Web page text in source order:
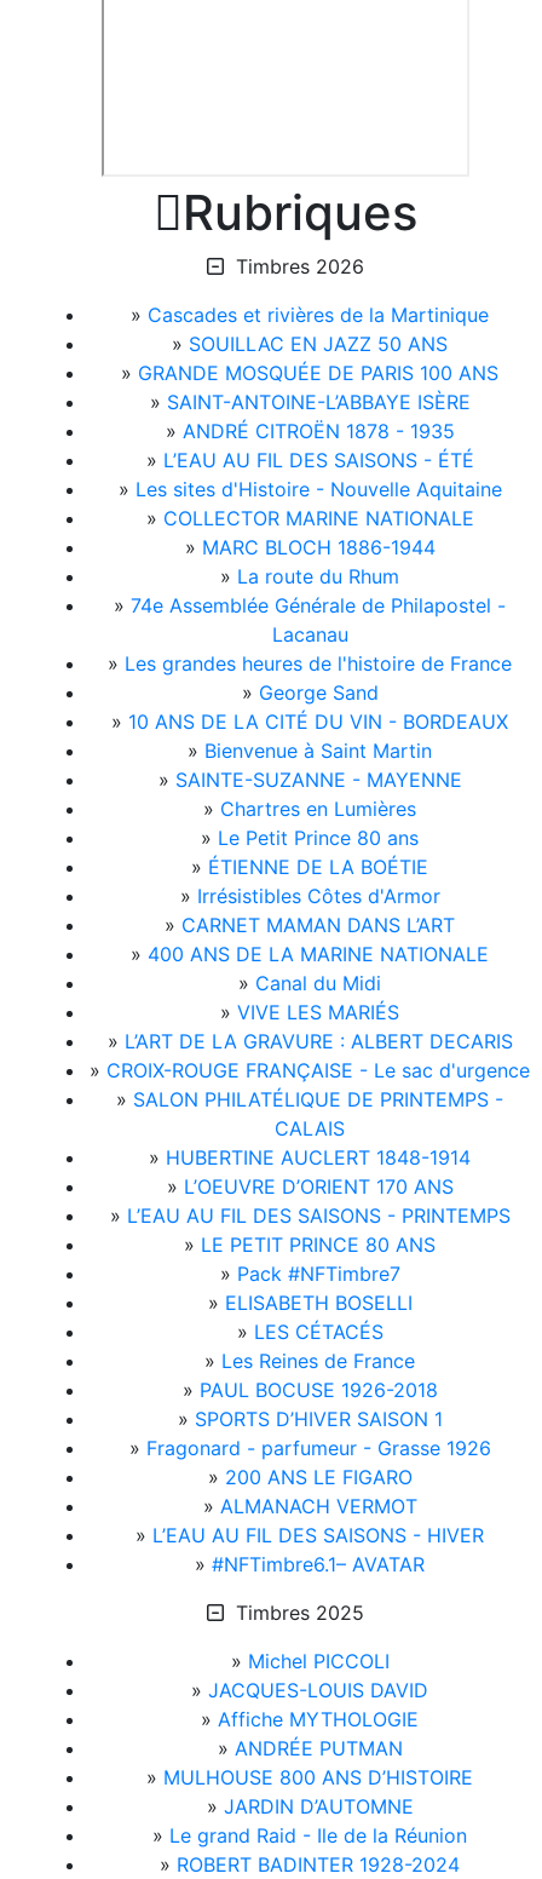
Rubriques
Timbres 2026
» Cascades et rivières de la Martinique
» SOUILLAC EN JAZZ 50 ANS
» GRANDE MOSQUÉE DE PARIS 100 ANS
» SAINT-ANTOINE-L’ABBAYE ISÈRE
» ANDRÉ CITROËN 1878 - 1935
» L’EAU AU FIL DES SAISONS - ÉTÉ
» Les sites d'Histoire - Nouvelle Aquitaine
» COLLECTOR MARINE NATIONALE
» MARC BLOCH 1886-1944
» La route du Rhum
» 74e Assemblée Générale de Philapostel -
Lacanau
» Les grandes heures de l'histoire de France
» George Sand
» 10 ANS DE LA CITÉ DU VIN - BORDEAUX
» Bienvenue à Saint Martin
» SAINTE-SUZANNE - MAYENNE
» Chartres en Lumières
» Le Petit Prince 80 ans
» ÉTIENNE DE LA BOÉTIE
» Irrésistibles Côtes d'Armor
» CARNET MAMAN DANS L’ART
» 400 ANS DE LA MARINE NATIONALE
» Canal du Midi
» VIVE LES MARIÉS
» L’ART DE LA GRAVURE : ALBERT DECARIS
» CROIX-ROUGE FRANÇAISE - Le sac d'urgence
» SALON PHILATÉLIQUE DE PRINTEMPS -
CALAIS
» HUBERTINE AUCLERT 1848-1914
» L’OEUVRE D’ORIENT 170 ANS
» L’EAU AU FIL DES SAISONS - PRINTEMPS
» LE PETIT PRINCE 80 ANS
» Pack #NFTimbre7
» ELISABETH BOSELLI
» LES CÉTACÉS
» Les Reines de France
» PAUL BOCUSE 1926-2018
» SPORTS D’HIVER SAISON 1
» Fragonard - parfumeur - Grasse 1926
» 200 ANS LE FIGARO
» ALMANACH VERMOT
» L’EAU AU FIL DES SAISONS - HIVER
» #NFTimbre6.1– AVATAR
Timbres 2025
» Michel PICCOLI
» JACQUES-LOUIS DAVID
» Affiche MYTHOLOGIE
» ANDRÉE PUTMAN
» MULHOUSE 800 ANS D’HISTOIRE
» JARDIN D’AUTOMNE
» Le grand Raid - Ile de la Réunion
» ROBERT BADINTER 1928-2024